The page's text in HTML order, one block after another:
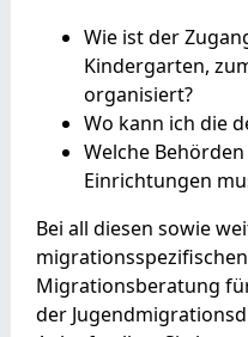
Wie ist der
Kindergarten,
organisiert?
Wo kann ich die
Welche
Einrichtungen
Bei all diesen sowie
Migrationsberatung
der